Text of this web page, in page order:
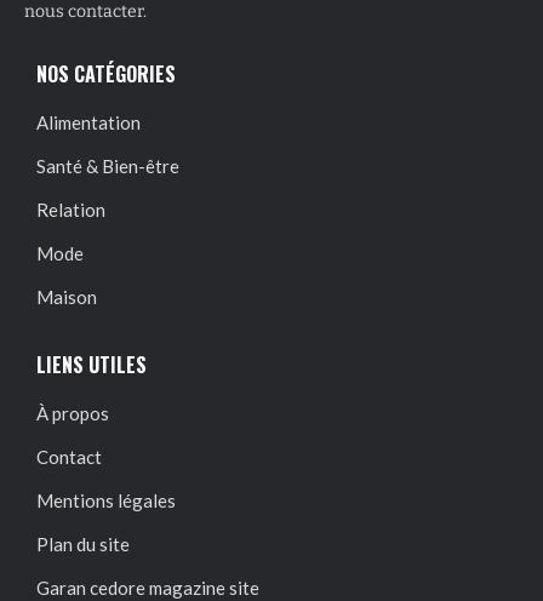
nous contacter.
NOS CATÉGORIES
Alimentation
Santé & Bien-être
Relation
Mode
Maison
LIENS UTILES
À propos
Contact
Mentions légales
Plan du site
Garan cedore magazine site